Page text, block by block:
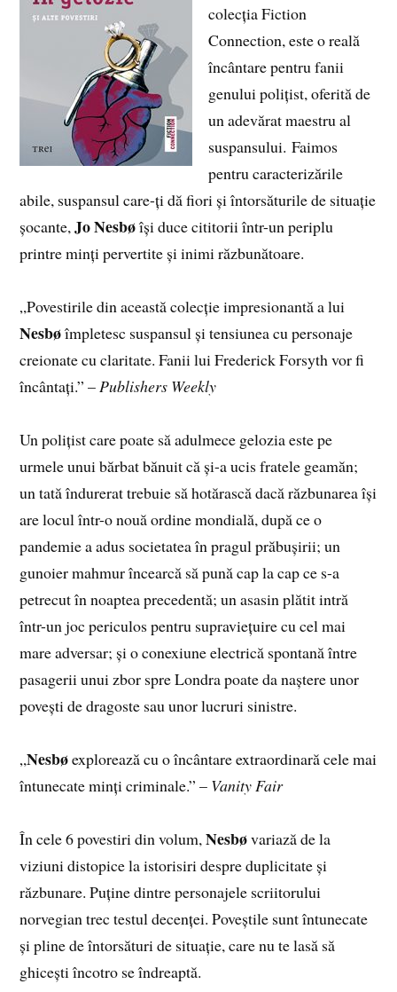
colecția Fiction
Connection, este o reală
încântare pentru fanii
genului polițist, oferită de
un adevărat maestru al
suspansului. Faimos
pentru caracterizările
abile, suspansul care-ți dă fiori și întorsăturile de situație
șocante,Jo Nesbøîși duce cititorii într-un periplu
printre minți pervertite și inimi răzbunătoare.
„Povestirile din această colecție impresionantă a lui
Nesbøîmpletesc suspansul și tensiunea cu personaje
creionate cu claritate. Fanii lui Frederick Forsyth vor fi
încântați.” –Publishers Weekly
Un polițist care poate să adulmece gelozia este pe
urmele unui bărbat bănuit că și-a ucis fratele geamăn;
un tată îndurerat trebuie să hotărască dacă răzbunarea își
are locul într-o nouă ordine mondială, după ce o
pandemie a adus societatea în pragul prăbușirii; un
gunoier mahmur încearcă să pună cap la cap ce s-a
petrecut în noaptea precedentă; un asasin plătit intră
într-un joc periculos pentru supraviețuire cu cel mai
mare adversar; și o conexiune electrică spontană între
pasagerii unui zbor spre Londra poate da naștere unor
povești de dragoste sau unor lucruri sinistre.
„Nesbøexplorează cu o încântare extraordinară cele mai
întunecate minți criminale.” – Vanity Fair
În cele 6 povestiri din volum,Nesbøvariază de la
viziuni distopice la istorisiri despre duplicitate și
răzbunare. Puține dintre personajele scriitorului
norvegian trec testul decenței. Poveștile sunt întunecate
și pline de întorsături de situație, care nu te lasă să
ghicești încotro se îndreaptă.